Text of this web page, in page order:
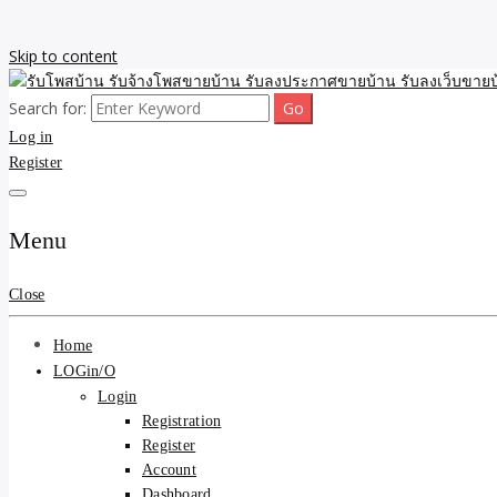
Skip to content
รับโพสบ้าน รับจ้างโพสขา
รับโพสบ้าน ที่ดิน SEOขายบ้
รับจ้างโพสขายบ้าน รับลงเว็บขายบ้าน รับโพสบ้าน รับลงประกาศขายบ้
Search for:
Log in
Register
Menu
Close
Home
LOGin/O
Login
Registration
Register
Account